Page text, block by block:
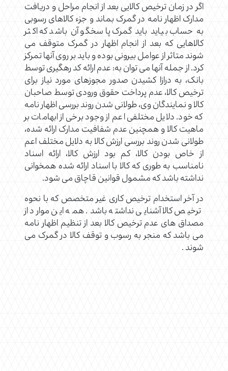
اگر در زمان ترخیص کالایی بعد از انجام مراحل و دریافت
مدارک اظهار نامه در گمرک بماند و جزء کالاهای رسوبی
به حساب بیاید باید گمرک پاسخگو آن باشد که اکثر
کالاهایی که بعد از انجام اظهار در گمرک متوقف می
شوند متاثر از عوامل بیرونی بوده و باید بر روی آنها تمرکز
کرد. از جمله آنها می توان به: عدم ارائه کد رهگیری توسط
بانک، به درازا کشیدن صدور مجوزهای مورد نیاز برای
ترخیص کالا، عدم پرداخت حقوق ورودی توسط صاحبان
کالا و نمایندگان وی، طولانی شدن روند بررسی اظهار نامه
که خود. دلایل مختلفی اعم از وجود برخی از ابهامات بر
ماهیت کالا و همچنین عدم شفافیت مدارک ارائه شده،
طولانی شدن روند بررسی ارزش کالا به دلایل مختلف اعم
از خاص بودن کالا، کم بود ارزش کالا، ارائه اسناد
نامناسب به طوری که کالا با اسناد ارائه شده همخوانی
نداشته باشد که مشمول قوانین قاچاق می شود.
در آخر استخدام ترخیص کاری غیر متخصص که با نحوه
ترخیص کالا آشنایی نداشته باشد. همه این موارد از
مصداق های عدم ترخیص کالا بعد از تنظیم اظهار نامه
می باشد که منجر به رسوب و توقف کالا در گمرک می
شوند .